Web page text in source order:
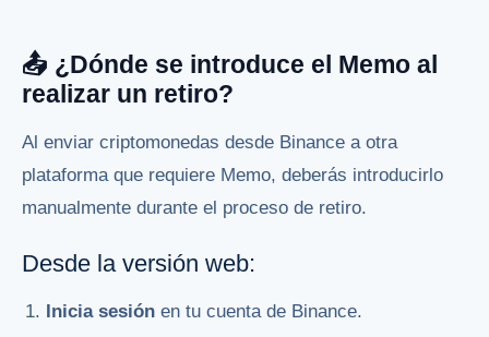
📤 ¿Dónde se introduce el Memo al
realizar un retiro?
Al enviar criptomonedas desde Binance a otra
plataforma que requiere Memo, deberás introducirlo
manualmente durante el proceso de retiro.
Desde la versión web:
Inicia sesión en tu cuenta de Binance.